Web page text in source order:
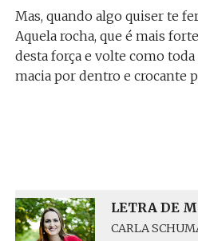
Mas, quando algo quiser te
Aquela rocha, que é mais
desta força e volte como
macia por dentro e crocante
LETRA DE
CARLA